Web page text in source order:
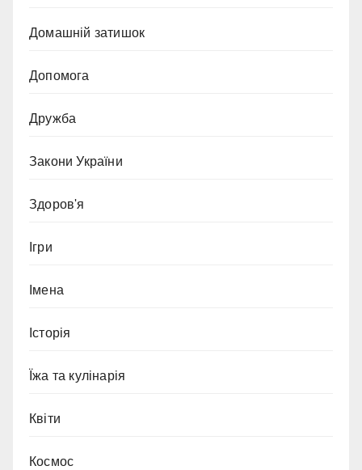
Домашній затишок
Допомога
Дружба
Закони України
Здоров'я
Ігри
Імена
Історія
Їжа та кулінарія
Квіти
Космос